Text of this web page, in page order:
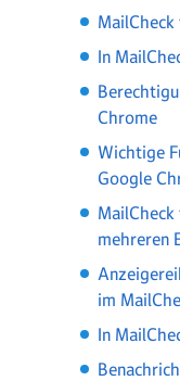
In
Chrome
Wichtige
Google
mehreren
im
In